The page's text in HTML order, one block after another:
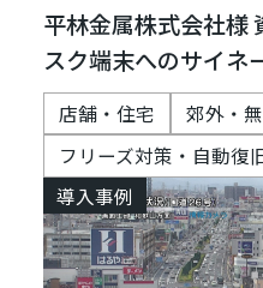
平林金属株式会社様
スク端末へのサイネ
店舗・住宅
郊外・
フリーズ対策・自動復
導入事例